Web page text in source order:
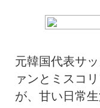
元韓国代表サ
ァンとミスコ
が、甘い日常生